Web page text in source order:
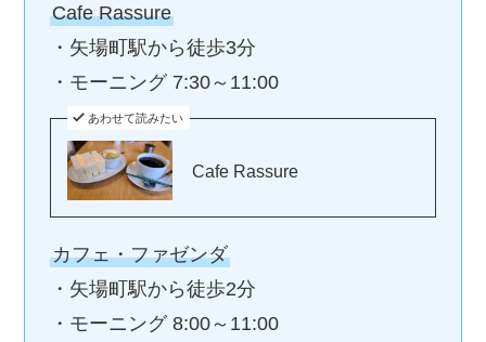
Cafe Rassure
・矢場町駅から徒歩3分
・モーニング 7:30～11:00
あわせて読みたい
Cafe Rassure
カフェ・ファゼンダ
・矢場町駅から徒歩2分
・モーニング 8:00～11:00